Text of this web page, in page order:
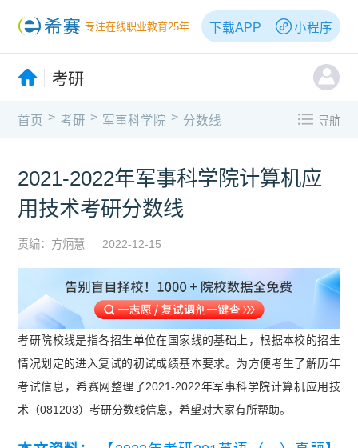
专注在线职业教育25年 下载APP 小程序
考研
首页 > 考研 > 军事科学院 > 分数线 导航
2021-2022年军事科学院计算机应
用技术考研分数线
责编：方炳慧 2022-12-15
考研院校线是指各招生单位在国家线的基础上，根据本校的招生
情况划定的进入复试的初试成绩基本要求。为方便考生了解历年
考试信息，希赛网整理了2021-2022年军事科学院计算机应用技
术（081203）考研分数线信息，希望对大家有所帮助。